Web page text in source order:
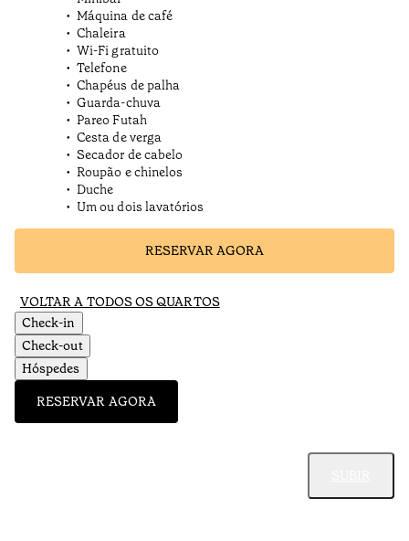
Máquina de café
Chaleira
Wi-Fi gratuito
Telefone
Chapéus de palha
Guarda-chuva
Pareo Futah
Cesta de verga
Secador de cabelo
Roupão e chinelos
Duche
Um ou dois lavatórios
RESERVAR AGORA
VOLTAR A TODOS OS QUARTOS
Check-in
Check-out
Hóspedes
RESERVAR AGORA